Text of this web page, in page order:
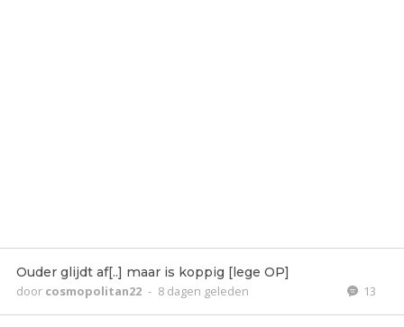
Ouder glijdt af[..] maar is koppig [lege OP]
door cosmopolitan22 - 8 dagen geleden 13